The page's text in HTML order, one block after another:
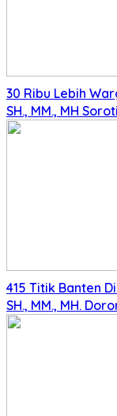
30 Ribu Lebih
SH., MM., MH
415 Titik Banten
SH., MM., MH.